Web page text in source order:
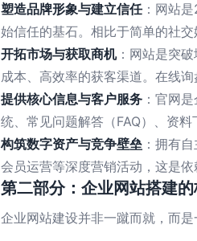
塑造品牌形象与建立信任：网站
始信任的基石。相比于简单的社
开拓市场与获取商机：网站是突
成本、高效率的获客渠道。在线
提供核心信息与客户服务 ：官网
统、常见问题解答（FAQ）、资
构筑数字资产与竞争壁垒 ：拥有
会员运营等深度营销活动，这是依
第二部分：企业网站搭建
企业网站建设并非一蹴而就，而